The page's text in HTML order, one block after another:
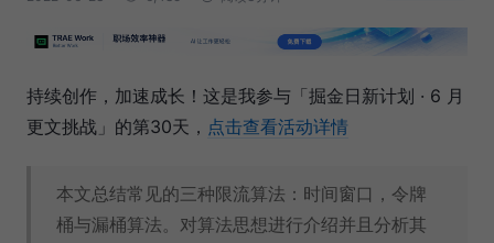
持续创作，加速成长！这是我参与「掘金日新计划 · 6 月
更文挑战」的第30天， 点击查看活动详情
本文总结常见的三种限流算法：时间窗口，令牌
桶与漏桶算法。对算法思想进行介绍并且分析其